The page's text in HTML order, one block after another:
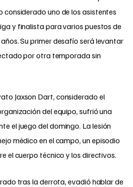
considerado uno de los asistentes
y finalista para varios puestos de
Su primer desafío será levantar
por otra temporada sin
Jaxson Dart, considerado el
del equipo, sufrió una
el juego del domingo. La lesión
médico en el campo, un episodio
el cuerpo técnico y los directivos.
tras la derrota, evadió hablar de